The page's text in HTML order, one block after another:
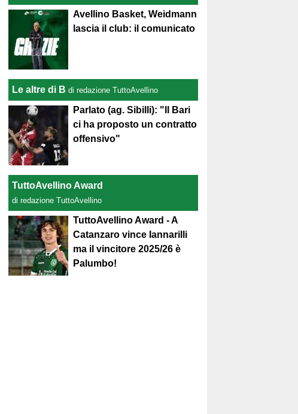
Avellino Basket, Weidmann
lascia il club: il comunicato
Le altre di B di redazione TuttoAvellino
Parlato (ag. Sibilli): "Il Bari
ci ha proposto un contratto
offensivo"
TuttoAvellino Award
di redazione TuttoAvellino
TuttoAvellino Award - A
Catanzaro vince Iannarilli
ma il vincitore 2025/26 è
Palumbo!